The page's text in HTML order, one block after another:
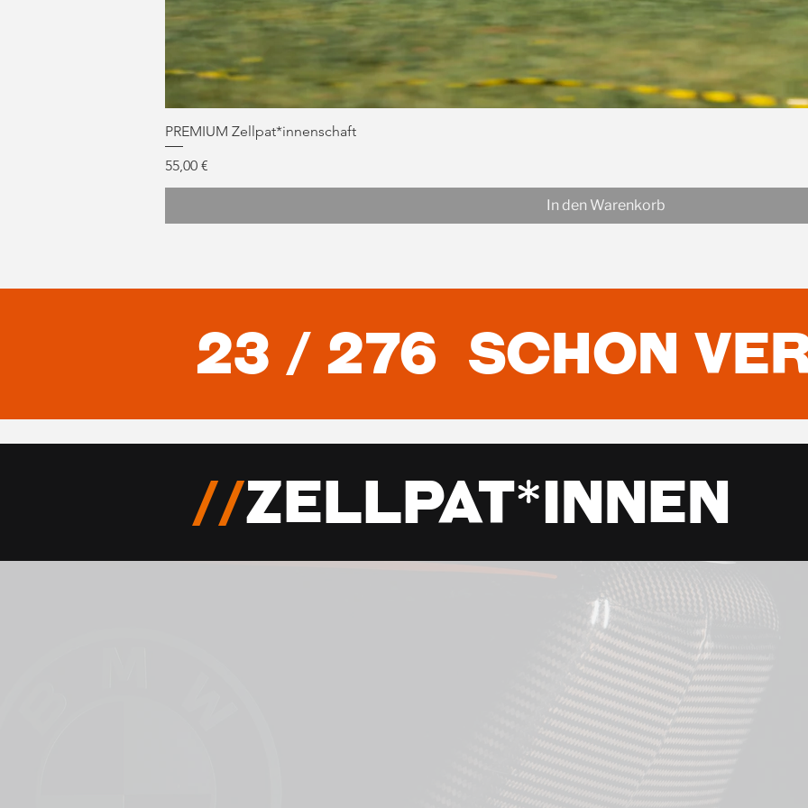
PREMIUM Zellpat*innenschaft
Preis
55,00 €
In den Warenkorb
23 / 276 SCHON
//Zellpat*innen